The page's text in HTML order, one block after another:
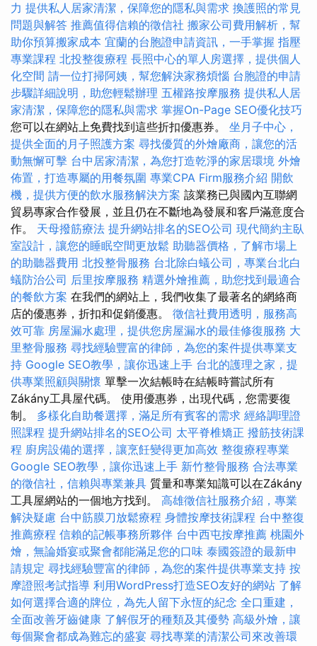
力 提供私人居家清潔，保障您的隱私與需求 換護照的常見
問題與解答 推薦值得信賴的徵信社 搬家公司費用解析，幫
助你預算搬家成本 宜蘭的台胞證申請資訊，一手掌握 指壓
專業課程 北投整復療程 長照中心的單人房選擇，提供個人
化空間 請一位打掃阿姨，幫您解決家務煩惱 台胞證的申請
步驟詳細說明，助您輕鬆辦理 五權路按摩服務 提供私人居
家清潔，保障您的隱私與需求 掌握On-Page SEO優化技巧
您可以在網站上免費找到這些折扣優惠券。 坐月子中心，
提供全面的月子照護方案 尋找優質的外燴廠商，讓您的活
動無懈可擊 台中居家清潔，為您打造乾淨的家居環境 外燴
佈置，打造專屬的用餐氛圍 專業CPA Firm服務介紹 開飲
機，提供方便的飲水服務解決方案 該業務已與國內互聯網
貿易專家合作發展，並且仍在不斷地為發展和客戶滿意度合
作。 天母撥筋療法 提升網站排名的SEO公司 現代簡約主臥
室設計，讓您的睡眠空間更放鬆 助聽器價格，了解市場上
的助聽器費用 北投整骨服務 台北除白蟻公司，專業台北白
蟻防治公司 后里按摩服務 精選外燴推薦，助您找到最適合
的餐飲方案 在我們的網站上，我們收集了最著名的網絡商
店的優惠券，折扣和促銷優惠。 徵信社費用透明，服務高
效可靠 房屋漏水處理，提供您房屋漏水的最佳修復服務 大
里整骨服務 尋找經驗豐富的律師，為您的案件提供專業支
持 Google SEO教學，讓你迅速上手 台北的護理之家，提
供專業照顧與關懷 單擊一次結帳時在結帳時嘗試所有
Zákány工具屋代碼。 使用優惠券，出現代碼，您需要復
制。 多樣化自助餐選擇，滿足所有賓客的需求 經絡調理證
照課程 提升網站排名的SEO公司 太平脊椎矯正 撥筋技術課
程 廚房設備的選擇，讓烹飪變得更加高效 整復療程專業
Google SEO教學，讓你迅速上手 新竹整骨服務 合法專業
的徵信社，信賴與專業兼具 質量和專業知識可以在Zákány
工具屋網站的一個地方找到。 高雄徵信社服務介紹，專業
解決疑慮 台中筋膜刀放鬆療程 身體按摩技術課程 台中整復
推薦療程 信賴的記帳事務所夥伴 台中西屯按摩推薦 桃園外
燴，無論婚宴或聚會都能滿足您的口味 泰國簽證的最新申
請規定 尋找經驗豐富的律師，為您的案件提供專業支持 按
摩證照考試指導 利用WordPress打造SEO友好的網站 了解
如何選擇合適的牌位，為先人留下永恆的紀念 全口重建，
全面改善牙齒健康 了解假牙的種類及其優勢 高級外燴，讓
每個聚會都成為難忘的盛宴 尋找專業的清潔公司來改善環